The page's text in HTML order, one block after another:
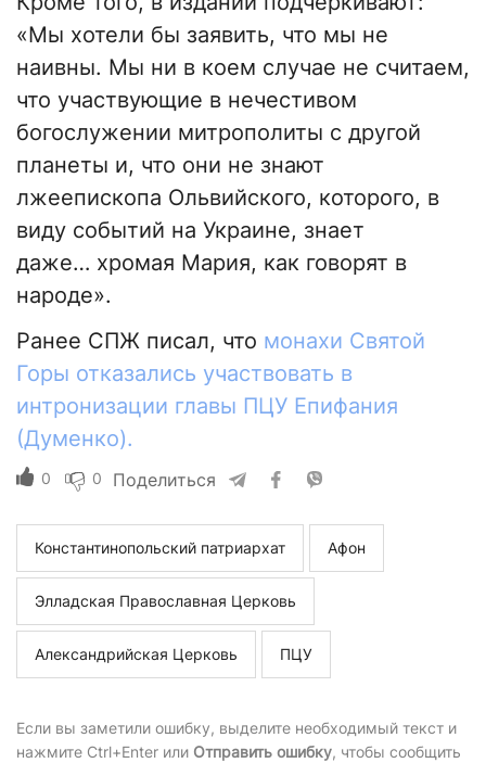
«Мы хотели бы заявить, что мы не
наивны. Мы ни в коем случае не считаем,
что участвующие в нечестивом
богослужении митрополиты с другой
планеты и, что они не знают
лжеепископа Ольвийского, которого, в
виду событий на Украине, знает
даже… хромая Мария, как говорят в
народе».
Ранее СПЖ писал, что монахи Святой
Горы отказались участвовать в
интронизации главы ПЦУ Епифания
(Думенко).
0 0 Поделиться
Константинопольский патриархат Афон
Элладская Православная Церковь
Александрийская Церковь ПЦУ
Если вы заметили ошибку, выделите необходимый текст и
нажмите Ctrl+Enter или Отправить ошибку, чтобы сообщить